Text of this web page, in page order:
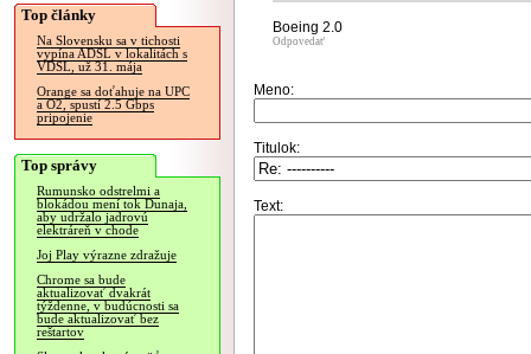
Top články
Na Slovensku sa v tichosti
vypína ADSL v lokalitách s
VDSL, už 31. mája
Orange sa doťahuje na UPC
a O2, spustí 2.5 Gbps
pripojenie
Top správy
Rumunsko odstrelmi a
blokádou mení tok Dunaja,
aby udržalo jadrovú
elektráreň v chode
Joj Play výrazne zdražuje
Chrome sa bude
aktualizovať dvakrát
týždenne, v budúcnosti sa
bude aktualizovať bez
reštartov
Boeing 2.0
Odpovedať
Meno:
Titulok:
Text: